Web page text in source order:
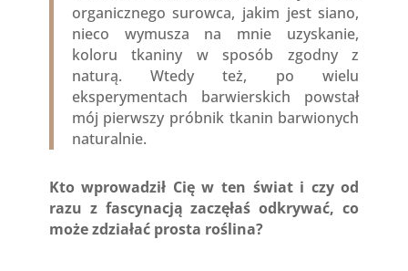
organicznego surowca, jakim jest siano,
nieco wymusza na mnie uzyskanie,
koloru tkaniny w sposób zgodny z
naturą. Wtedy też, po wielu
eksperymentach barwierskich powstał
mój pierwszy próbnik tkanin barwionych
naturalnie.
Kto wprowadził Cię w ten świat i czy od
razu z fascynacją zaczęłaś odkrywać, co
może zdziałać prosta roślina?